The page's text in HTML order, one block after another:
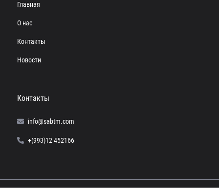
Главная
О нас
Контакты
Новости
Контакты
info@sabtm.com
+(993)12 452166